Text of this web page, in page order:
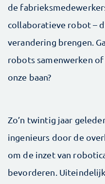
de
collaboratieve robot –
verandering brengen.
robots samen­werken
onze baan?
Zo’n twintig jaar
ingenieurs door de
om de inzet van
bevorderen.